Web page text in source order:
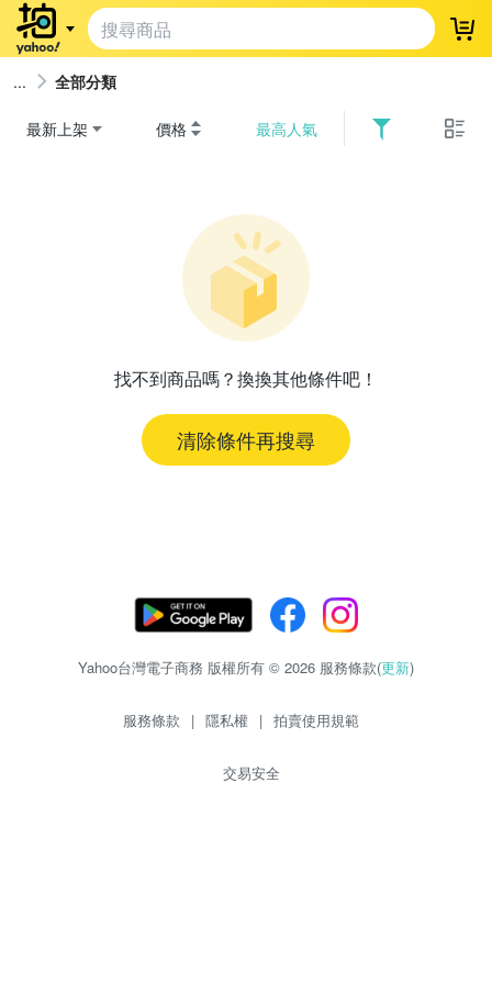
登
全部分類
最新上架 價格 最高人氣
找不到商品嗎？換換其他條件吧！
清除條件再搜尋
Yahoo台灣電子商務 版權所有 © 2026 服務條款(更新)
服務條款 | 隱私權 | 拍賣使用規範
交易安全